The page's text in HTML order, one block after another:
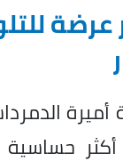
عرضة
أميرة
حساسية